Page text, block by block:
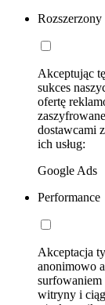
Akceptując
sukces
ofertę
dostawcami
ich usług:
Google Ads
Performance
Akceptacja
anonimowo
witryny i